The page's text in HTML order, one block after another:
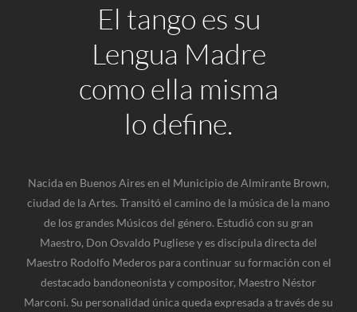
El tango es su
Lengua Madre
como ella misma
lo define.
Nacida en Buenos Aires en el Municipio de Almirante Brown,
ciudad de la Artes. Transitó el camino de la música de la mano
de los grandes Músicos del género. Estudió con su gran
Maestro, Don Osvaldo Pugliese y es discípula directa del
Maestro Rodolfo Mederos para continuar su formación con el
destacado bandoneonista y compositor, Maestro Néstor
Marconi. Su personalidad única queda expresada a través de su